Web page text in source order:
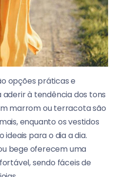
opções práticas e
à tendência dos tons
marrom ou terracota são
enquanto os vestidos
para o dia a dia.
bege oferecem uma
sendo fáceis de